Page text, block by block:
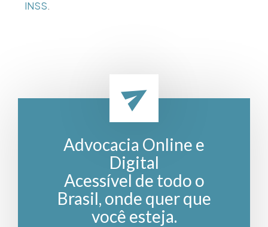
INSS.
Advocacia Online e
Digital
Acessível de todo o
Brasil, onde quer que
você esteja.